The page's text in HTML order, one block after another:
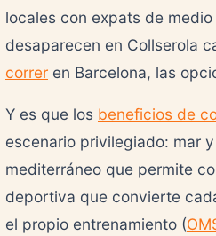
locales con expats de
desaparecen en Collserola
correr en Barcelona, las
Y es que los beneficios de
escenario privilegiado: mar
mediterráneo que permite
deportiva que convierte
el propio entrenamiento (